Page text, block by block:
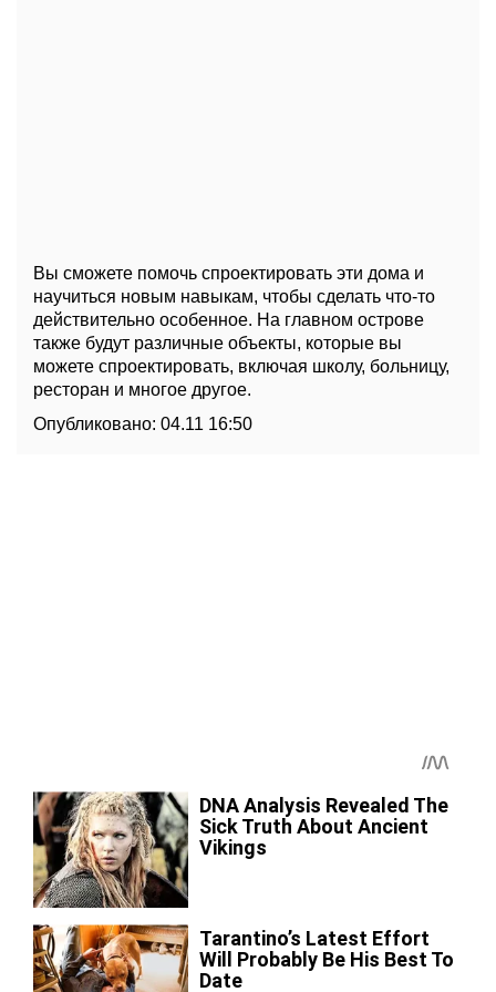
Вы сможете помочь спроектировать эти дома и
научиться новым навыкам, чтобы сделать что-то
действительно особенное. На главном острове
также будут различные объекты, которые вы
можете спроектировать, включая школу, больницу,
ресторан и многое другое.
Опубликовано: 04.11 16:50